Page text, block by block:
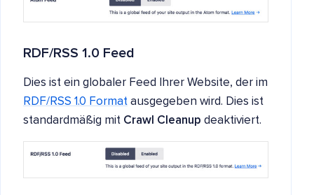
RDF/RSS 1.0 Feed
Dies ist ein globaler Feed Ihrer Website, der im
RDF/RSS 1.0 Format ausgegeben wird. Dies ist
standardmäßig mit Crawl Cleanup deaktiviert.